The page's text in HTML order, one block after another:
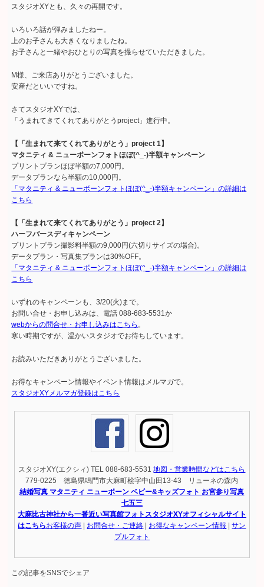
スタジオXYとも、久々の再開です。
いろいろ話が弾みましたねー。
上のお子さんも大きくなりましたね。
お子さんと一緒やおひとりの写真を撮らせていただきました。
M様、ご来店ありがとうございました。
安産だといいですね。
さてスタジオXYでは、
「うまれてきてくれてありがとうproject」進行中。
【「生まれて来てくれてありがとう」project 1】
マタニティ & ニューボーンフォトほぼ(^_-)半額キャンペーン
プリントプランほぼ半額の7,000円。
データプランなら半額の10,000円。
「マタニティ & ニューボーンフォトほぼ(^_-)半額キャンペーン」の詳細は
こちら
【「生まれて来てくれてありがとう」project 2】
ハーフバースディキャンペーン
プリントプラン撮影料半額の9,000円(六切りサイズの場合)。
データプラン・写真集プランは30%OFF。
「マタニティ & ニューボーンフォトほぼ(^_-)半額キャンペーン」の詳細は
こちら
いずれのキャンペーンも、3/20(火)まで。
お問い合せ・お申し込みは、電話 088-683-5531か
webからの問合せ・お申し込みはこちら 。
寒い時期ですが、温かいスタジオでお待ちしています。
お読みいただきありがとうございました。
お得なキャンペーン情報やイベント情報はメルマガで。
スタジオXYメルマガ登録はこちら
スタジオXY(エクシィ) TEL 088-683-5531地図・営業時間などはこちら
779-0225 徳島県鳴門市大麻町桧字中山田13-43 リューネの森内
結婚写真 マタニティ ニューボーン ベビー&キッズフォト お宮参り写真
七五三
大麻比古神社から一番近い写真館フォトスタジオXYオフィシャルサイト
はこちらお客様の声 | お問合せ・ご連絡 | お得なキャンペーン情報 |サン
プルフォト
この記事をSNSでシェア